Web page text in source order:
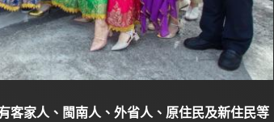
客家人、閩南人、外省人、原住民及新住民等